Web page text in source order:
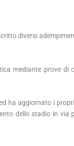
diversi
mediante prove di
ha aggiornato i propri
dello stadio in via